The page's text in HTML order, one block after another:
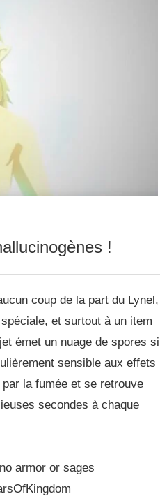
!
coup de la part du Lynel,
et surtout à un item
émet un nuage de spores si
sensible aux effets
la fumée et se retrouve
secondes à chaque
armor or sages